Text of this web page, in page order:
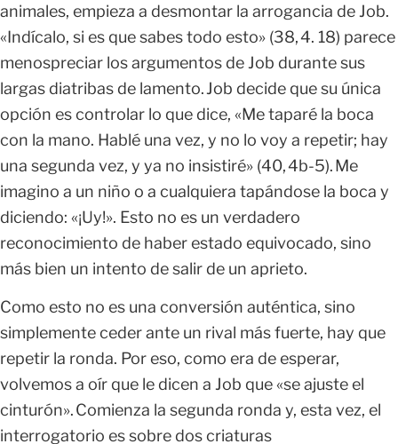
animales, empieza a desmontar la arrogancia de Job.
«Indícalo, si es que sabes todo esto» (38, 4. 18) parece
menospreciar los argumentos de Job durante sus
largas diatribas de lamento. Job decide que su única
opción es controlar lo que dice, «Me taparé la boca
con la mano. Hablé una vez, y no lo voy a repetir; hay
una segunda vez, y ya no insistiré» (40, 4b-5). Me
imagino a un niño o a cualquiera tapándose la boca y
diciendo: «¡Uy!». Esto no es un verdadero
reconocimiento de haber estado equivocado, sino
más bien un intento de salir de un aprieto.
Como esto no es una conversión auténtica, sino
simplemente ceder ante un rival más fuerte, hay que
repetir la ronda. Por eso, como era de esperar,
volvemos a oír que le dicen a Job que «se ajuste el
cinturón». Comienza la segunda ronda y, esta vez, el
interrogatorio es sobre dos criaturas